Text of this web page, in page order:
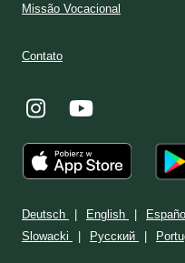
Missão Vocacional
Contato
Deutsch English
Slowacki
Ρусский